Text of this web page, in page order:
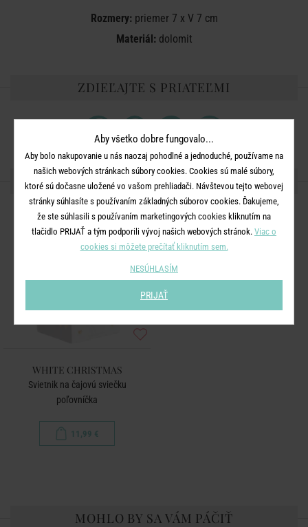
Rozmery:priemer 7 x V 7 cm
Materiál: dolomit
ZDIEĽAJTE S PRIATEĽMI
ĎALŠIE PRODUKTY ZO SÉRIE
WHITE CHRISTMAS
Svietnik na čajovú sviečku
poľovníčka
11,99 €
MOHLO BY SA VÁM PÁČIŤ
Aby všetko dobre fungovalo...
Aby bolo nakupovanie u nás naozaj pohodlné a jednoduché, používame na
našich webových stránkach súbory cookies. Cookies sú malé súbory,
ktoré sú dočasne uložené vo vašom prehliadači. Návštevou tejto webovej
stránky súhlasíte s používaním základných súborov cookies. Ďakujeme,
že ste súhlasili s používaním marketingových cookies kliknutím na
tlačidlo PRIJAŤ a tým podporili vývoj našich webových stránok. Viac o
cookies si môžete prečítať kliknutím sem.
NESÚHLASÍM
PRIJAŤ